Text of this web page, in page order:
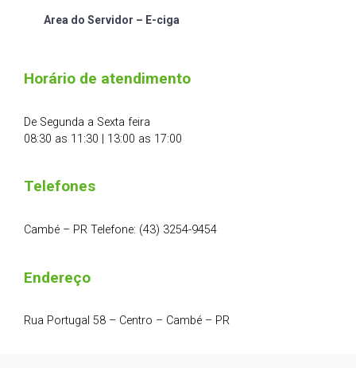
Area do Servidor – E-ciga
Horário de atendimento
De Segunda a Sexta feira
08:30 as 11:30 | 13:00 as 17:00
Telefones
Cambé – PR Telefone: (43) 3254-9454
Endereço
Rua Portugal 58 – Centro – Cambé – PR